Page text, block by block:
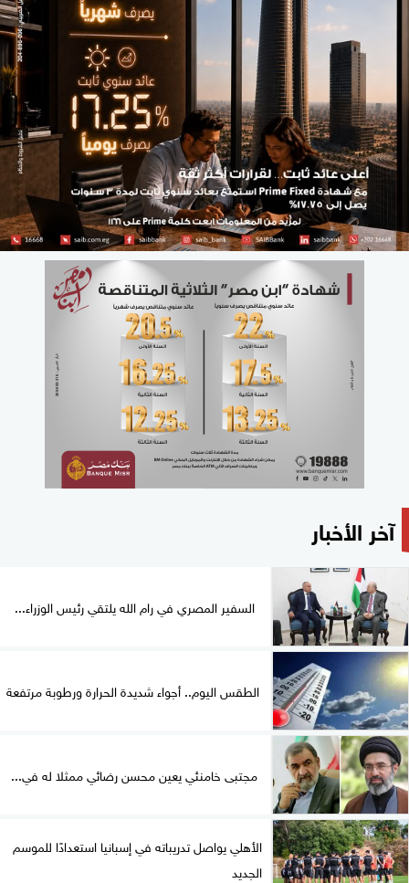
آخر الأخبار
السفير المصري في رام الله يلتقي رئيس الوزراء...
الطقس اليوم.. أجواء شديدة الحرارة ورطوبة مرتفعة
مجتبى خامنئي يعين محسن رضائي ممثلا له في...
الأهلي يواصل تدريباته في إسبانيا استعدادًا للموسم
الجديد